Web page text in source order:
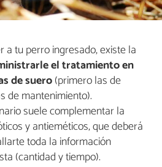
a tu perro ingresado, existe la
el tratamiento en
de suero(primero las de
de mantenimiento).
suele complementar la
y antieméticos, que deberá
toda la información
(cantidad y tiempo).